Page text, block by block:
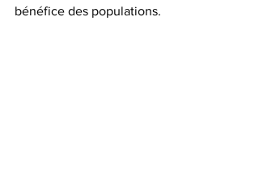
bénéfice des populations.